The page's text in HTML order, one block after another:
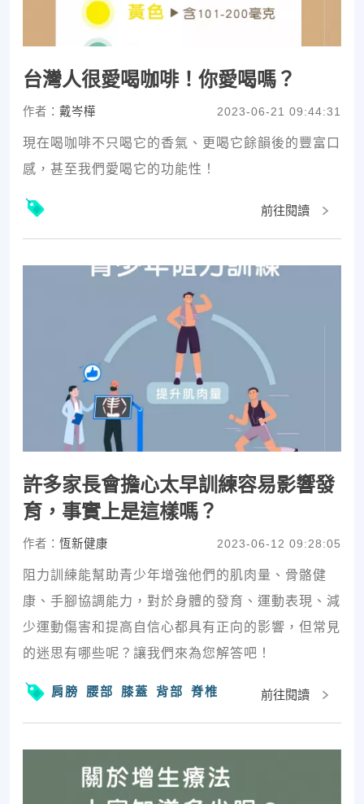
台灣人很愛喝咖啡！你愛喝嗎？
作者： 戴岑樺 2023-06-21 09:44:31
現在喝咖啡不只喝它的香氣、更喝它餘韻後的豐富口
感，甚至我們愛喝它的功能性！
前往閱讀
許多家長會擔心太早訓練容易影響發
育，事實上是這樣嗎？
作者： 恆新健康 2023-06-12 09:28:05
阻力訓練能幫助青少年增強他們的肌肉量、骨骼健
康、手腳協調能力，對於身體的發育、運動表現、減
少運動傷害和提高自信心都具有正向的影響，但常見
的迷思有哪些呢？讓我們來為您解答吧！
肩膀 腰部 膝蓋 背部 脊椎 前往閱讀